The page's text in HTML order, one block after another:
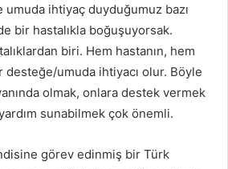
umuda ihtiyaç duyduğumuz bazı
bir hastalıkla boğuşuyorsak.
biri. Hem hastanın, hem
desteğe/umuda ihtiyacı olur. Böyle
olmak, onlara destek vermek
sunabilmek çok önemli.
görev edinmiş bir Türk